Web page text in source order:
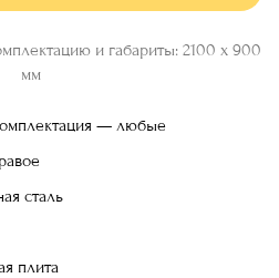
и габариты: 2100 х 900
мм
— любые
сталь
плита